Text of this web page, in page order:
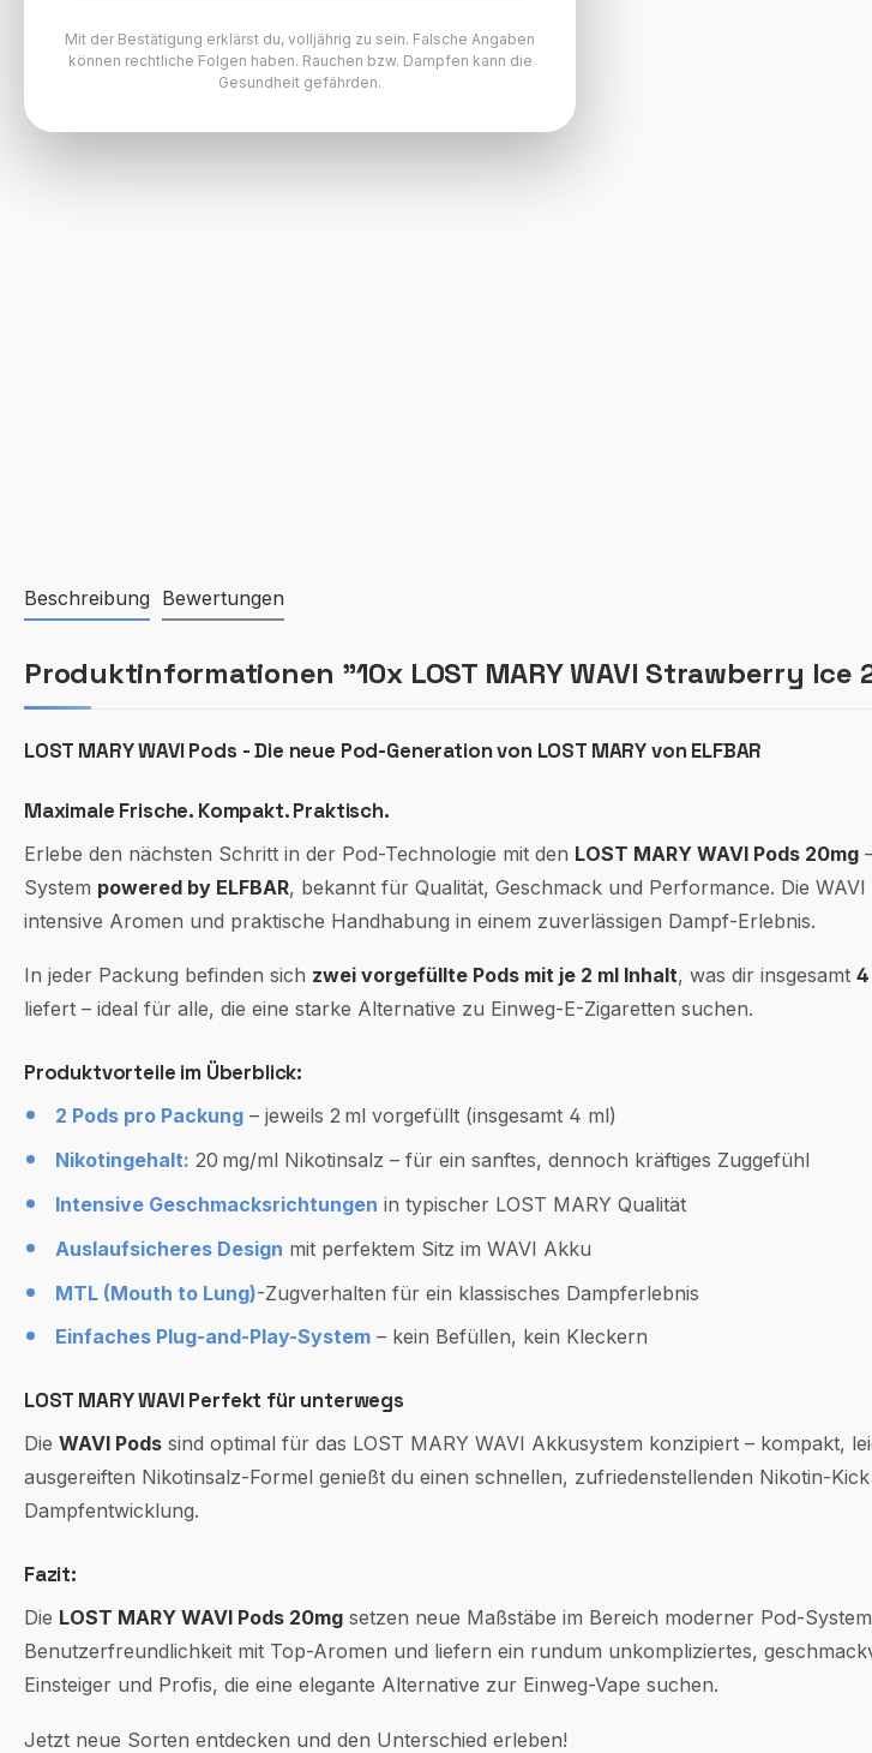
Beschreibung Bewertungen
Produktinformationen "10x LOST MARY WAVI Strawberry
LOST MARY WAVI Pods - Die neue Pod-Generation von LOST MARY von ELFBAR
Maximale Frische. Kompakt. Praktisch.
Erlebe den nächsten Schritt in der Pod-Technologie mit den LOST MARY WAVI Pods 20mg
System powered by ELFBAR, bekannt für Qualität, Geschmack und Performance. Die
intensive Aromen und praktische Handhabung in einem zuverlässigen Dampf-Erlebnis.
In jeder Packung befinden sich zwei vorgefüllte Pods mit je 2 ml Inhalt, was dir insgesamt
liefert – ideal für alle, die eine starke Alternative zu Einweg-E-Zigaretten suchen.
Produktvorteile im Überblick:
2 Pods pro Packung– jeweils 2 ml vorgefüllt (insgesamt 4 ml)
Nikotingehalt: 20 mg/ml Nikotinsalz – für ein sanftes, dennoch kräftiges Zuggefühl
Intensive Geschmacksrichtungen in typischer LOST MARY Qualität
Auslaufsicheres Design mit perfektem Sitz im WAVI Akku
MTL (Mouth to Lung)-Zugverhalten für ein klassisches Dampferlebnis
Einfaches Plug-and-Play-System– kein Befüllen, kein Kleckern
LOST MARY WAVI Perfekt für unterwegs
Die WAVI Pods sind optimal für das LOST MARY WAVI Akkusystem konzipiert – kompakt,
ausgereiften Nikotinsalz-Formel genießt du einen schnellen, zufriedenstellenden Nikotin-
Dampfentwicklung.
Fazit:
Die LOST MARY WAVI Pods 20mg setzen neue Maßstäbe im Bereich moderner Pod-
Benutzerfreundlichkeit mit Top-Aromen und liefern ein rundum unkompliziertes,
Einsteiger und Profis, die eine elegante Alternative zur Einweg-Vape suchen.
Jetzt neue Sorten entdecken und den Unterschied erleben!
Mit der Bestätigung erklärst du, volljährig zu sein. Falsche Angaben
können rechtliche Folgen haben. Rauchen bzw. Dampfen kann die
Gesundheit gefährden.